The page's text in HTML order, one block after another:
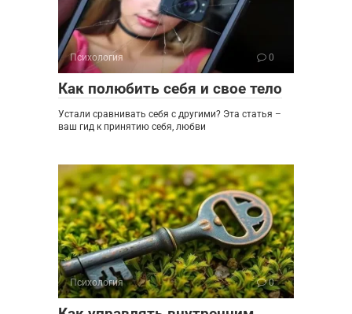
Психология 0
Как полюбить себя и свое тело
Устали сравнивать себя с другими? Эта статья –
ваш гид к принятию себя, любви
Психология 0